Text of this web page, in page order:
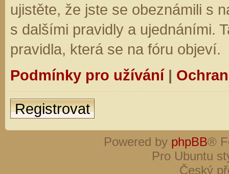
ujistěte, že jste se obeznámili s
s dalšími pravidly a ujednáními.
pravidla, která se na fóru objeví.
Podmínky pro užívání|
Registrovat
Powered by phpBB®
Pro Ubuntu
Český